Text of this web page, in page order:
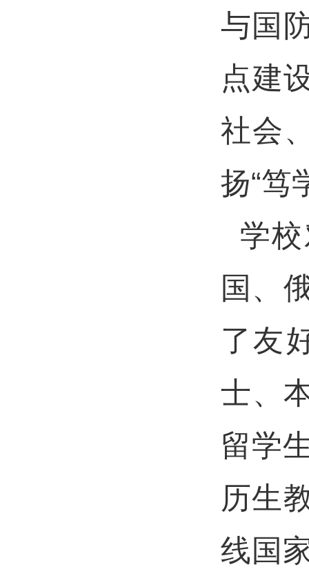
与国
点建
社会
扬“笃
学
国、
了友
士、
留学
历生
线国